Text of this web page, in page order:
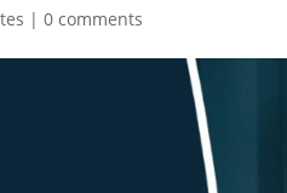
|0 comments